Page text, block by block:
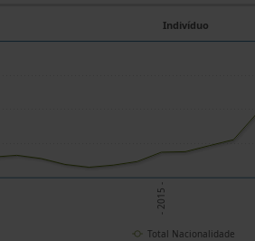
- 2015 -
Indivíduo
Total Nacionalidade